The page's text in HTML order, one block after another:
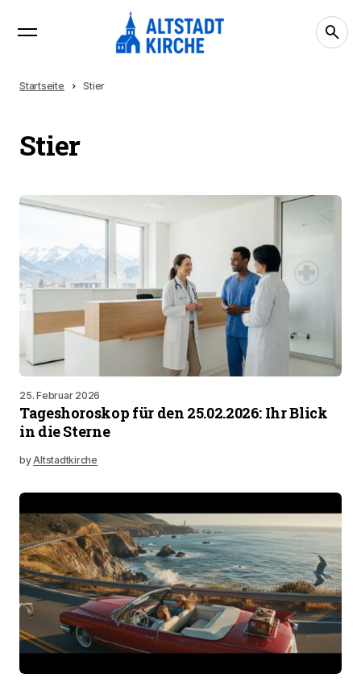
Startseite Stier
Stier
25. Februar 2026
Tageshoroskop für den 25.02.2026: Ihr Blick
in die Sterne
byAltstadtkirche